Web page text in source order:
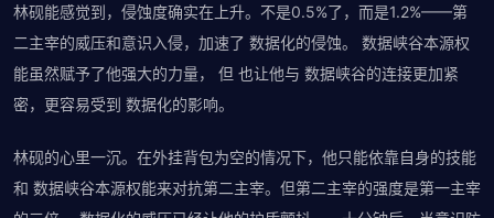
林砚能感觉到，侵蚀度确实在上升。不是0.5%了，而是1.2%——第
二主宰的威压和意识入侵，加速了 数据化的侵蚀。 数据峡谷本源权
能虽然赋予了他强大的力量， 但 也让他与 数据峡谷的连接更加紧
密，更容易受到 数据化的影响。
林砚的心里一沉。在外挂背包为空的情况下，他只能依靠自身的技能
和 数据峡谷本源权能来对抗第二主宰。但第二主宰的强度是第一主宰